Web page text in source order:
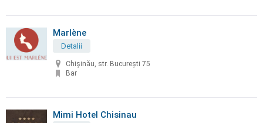
Marlène
Detalii
Chișinău, str. București 75
Bar
Mimi Hotel Chisinau